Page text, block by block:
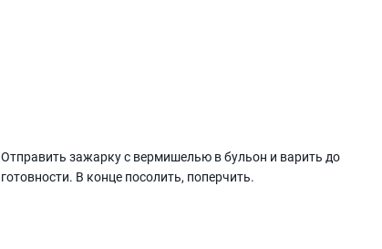
Отправить зажарку с вермишелью в бульон и варить до
готовности. В конце посолить, поперчить.